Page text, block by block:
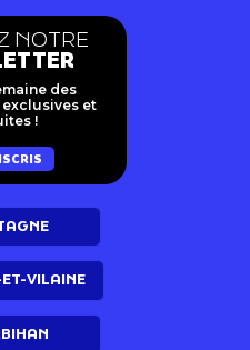
NOTRE
des
et
!
VILAINE